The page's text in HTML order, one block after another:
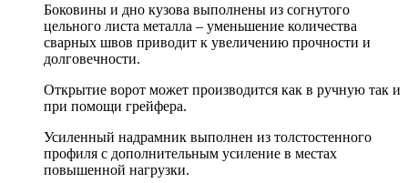
Боковины и дно кузова выполнены из согнутого
цельного листа металла – уменьшение количества
сварных швов приводит к увеличению прочности и
долговечности.
Открытие ворот может производится как в ручную так и
при помощи грейфера.
Усиленный надрамник выполнен из толстостенного
профиля с дополнительным усиление в местах
повышенной нагрузки.